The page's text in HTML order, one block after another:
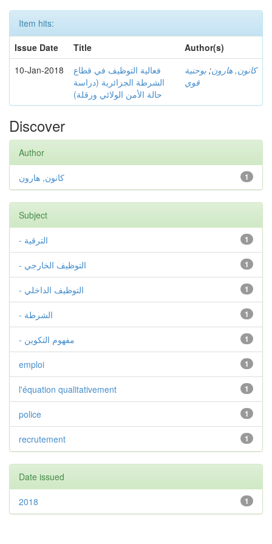
Item hits:
Issue Date
Title
Author(s)
10-Jan-2018
فعالية التوظيف في قطاع
الشرطة الجزائرية (دراسة
حالة الأمن الولائي ورقلة)
كانون, هارون; بوحنية
قوي
Discover
Author
1 كانون, هارون
Subject
1 - الترقية
1 - التوظيف الخارجي
1 - التوظيف الداخلي
1 - الشرطة
1 - مفهوم التكوين
1
emploi
1
l'équation qualitativement
1
police
1
recrutement
Date issued
1
2018